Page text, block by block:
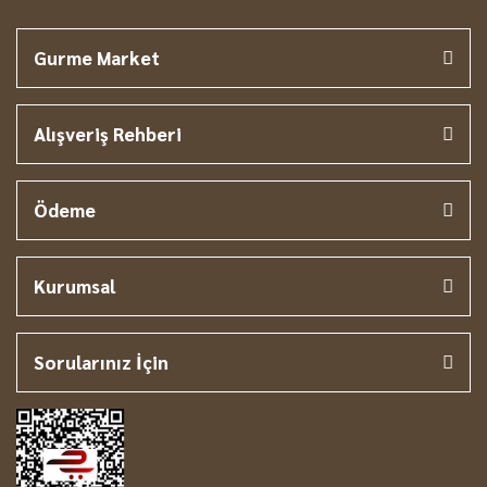
Gurme Market
Alışveriş Rehberi
Ödeme
Kurumsal
Sorularınız İçin